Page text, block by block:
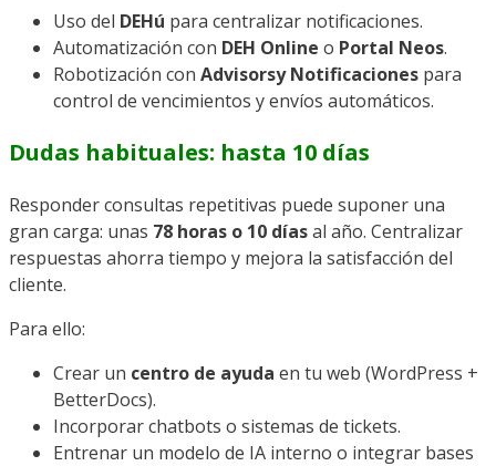
Uso del DEHú para centralizar notificaciones.
Automatización con DEH Online o Portal Neos.
Robotización con Advisorsy Notificaciones para
control de vencimientos y envíos automáticos.
Dudas habituales: hasta 10 días
Responder consultas repetitivas puede suponer una
gran carga: unas 78 horas o 10 díasal año. Centralizar
respuestas ahorra tiempo y mejora la satisfacción del
cliente.
Para ello:
Crear un centro de ayuda en tu web (WordPress +
BetterDocs).
Incorporar chatbots o sistemas de tickets.
Entrenar un modelo de IA interno o integrar bases